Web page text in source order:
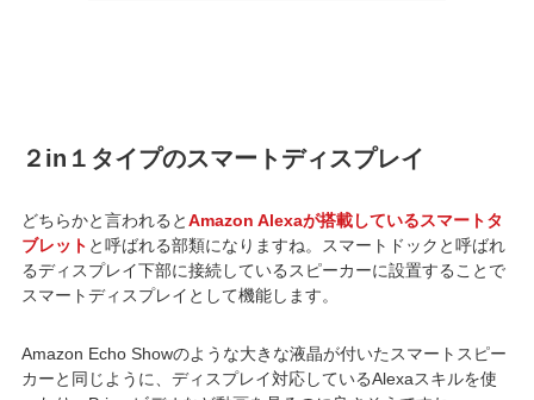
２in１タイプのスマートディスプレイ
どちらかと言われるとAmazon Alexaが搭載しているスマートタ
ブレット と呼ばれる部類になりますね。スマートドックと呼ばれ
るディスプレイ下部に接続しているスピーカーに設置することで
スマートディスプレイとして機能します。
Amazon Echo Showのような大きな液晶が付いたスマートスピー
カーと同じように、ディスプレイ対応しているAlexaスキルを使